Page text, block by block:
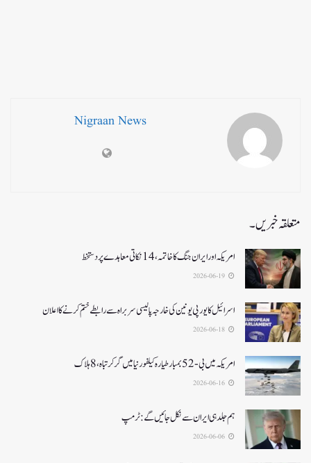
Nigraan News
متعلقہ خبریں۔
امریکہ اور ایران جنگ کا خاتمہ، 14نکاتی معاہدے پر دستخط
اسرائیل کا یورپی یونین کی خارجہ پالیسی سربراہ سے رابطے ختم کرنے کا اعلان
امریکہ میں بی-52بمبار طیارہ کیلفورنیا میں گر کر تباہ، 8ہلاک
ہم جلد ہی ایران سے نکل جائیں گے:ٹرمپ